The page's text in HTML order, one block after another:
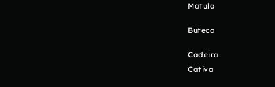
Matula
Buteco
Cadeira
Cativa